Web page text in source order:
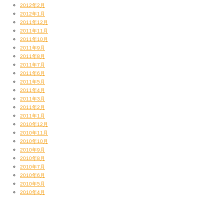
2012年2月
2012年1月
2011年12月
2011年11月
2011年10月
2011年9月
2011年8月
2011年7月
2011年6月
2011年5月
2011年4月
2011年3月
2011年2月
2011年1月
2010年12月
2010年11月
2010年10月
2010年9月
2010年8月
2010年7月
2010年6月
2010年5月
2010年4月